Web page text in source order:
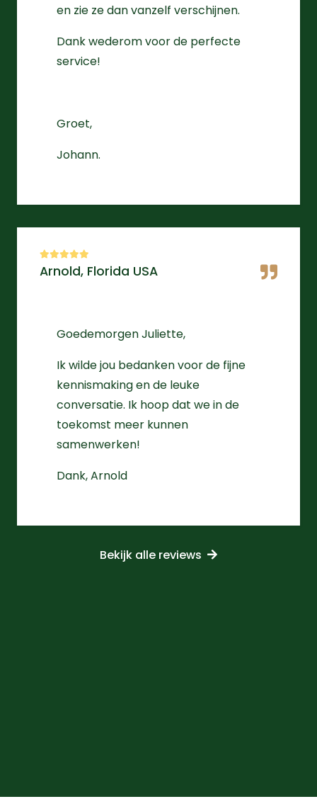
en zie ze dan vanzelf verschijnen.
Dank wederom voor de perfecte
service!
Groet,
Johann.
Arnold, Florida USA
Goedemorgen Juliette,
Ik wilde jou bedanken voor de fijne
kennismaking en de leuke
conversatie. Ik hoop dat we in de
toekomst meer kunnen
samenwerken!
Dank, Arnold
Bekijk alle reviews